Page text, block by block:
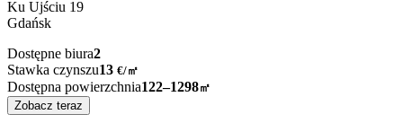
Ku Ujściu 19
Gdańsk
Dostępne biura2
Stawka czynszu13 €/㎡
Dostępna powierzchnia122–1298㎡
Zobacz teraz